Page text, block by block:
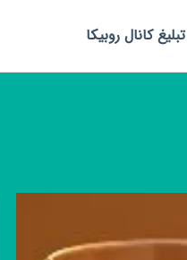
تبلیغ کانال روبیکا